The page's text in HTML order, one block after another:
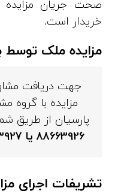
صحت جریان مزایده
خریدار است.
مزایده ملک توسط
جهت دریافت
مزایده با
پارسیان از طریق
88663926یا
تشریفات اجرای